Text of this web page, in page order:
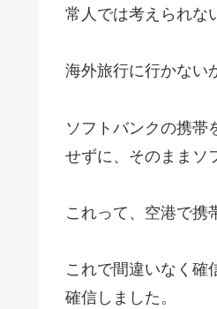
常人では考えられな
海外旅行に行かない
ソフトバンクの携帯
せずに、そのままソ
これって、空港で携
これで間違いなく確
確信しました。